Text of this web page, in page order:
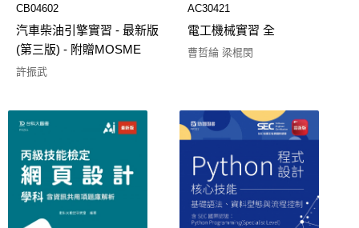
CB04602
汽車柴油引擎實習 - 最新版
(第三版) - 附贈MOSME
許振武
AC30421
電工機械實習 全
曹哲綸 梁棍閔